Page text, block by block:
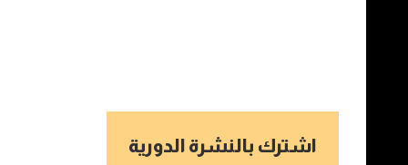
اشترك بالنشرة الدورية